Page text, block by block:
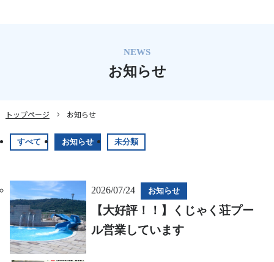
お知らせ
トップページ お知らせ
すべて お知らせ 未分類
2026/07/24 お知らせ
【大好評！！】くじゃく荘プー
ル営業しています